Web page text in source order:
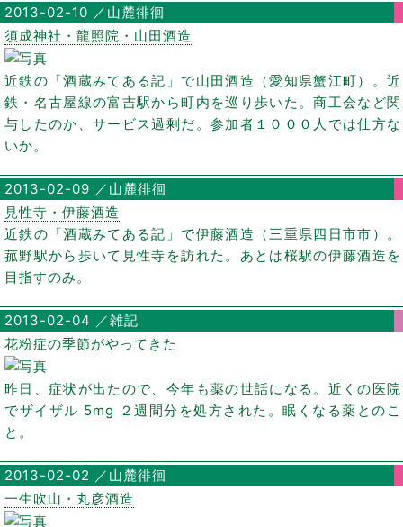
2013-02-10 ／山麓徘徊
須成神社・龍照院・山田酒造
近鉄の「酒蔵みてある記」で山田酒造（愛知県蟹江町）。近
鉄・名古屋線の富吉駅から町内を巡り歩いた。商工会など関
与したのか、サービス過剰だ。参加者１０００人では仕方な
いか。
2013-02-09 ／山麓徘徊
見性寺・伊藤酒造
近鉄の「酒蔵みてある記」で伊藤酒造（三重県四日市市）。
菰野駅から歩いて見性寺を訪れた。あとは桜駅の伊藤酒造を
目指すのみ。
2013-02-04 ／雑記
花粉症の季節がやってきた
昨日、症状が出たので、今年も薬の世話になる。近くの医院
でザイザル 5mg ２週間分を処方された。眠くなる薬とのこ
と。
2013-02-02 ／山麓徘徊
一生吹山・丸彦酒造